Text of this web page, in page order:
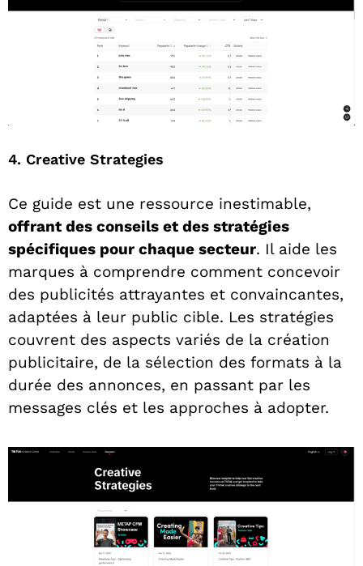
4. Creative Strategies
Ce guide est une ressource inestimable,
offrant des conseils et des stratégies
spécifiques pour chaque secteur. Il aide les
marques à comprendre comment concevoir
des publicités attrayantes et convaincantes,
adaptées à leur public cible. Les stratégies
couvrent des aspects variés de la création
publicitaire, de la sélection des formats à la
durée des annonces, en passant par les
messages clés et les approches à adopter.